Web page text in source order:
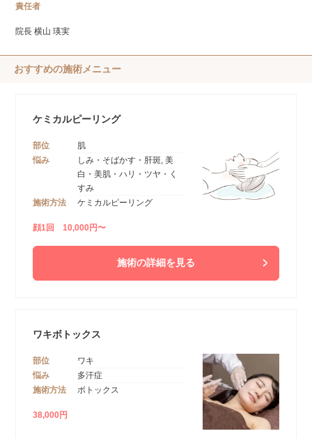
責任者
院長 横山 瑛実
おすすめの施術メニュー
ケミカルピーリング
部位
肌
悩み
しみ・そばかす・肝斑, 美
白・美肌・ハリ・ツヤ・く
すみ
施術方法
ケミカルピーリング
顔1回 10,000円〜
施術の詳細を見る
ワキボトックス
部位
ワキ
悩み
多汗症
施術方法
ボトックス
38,000円